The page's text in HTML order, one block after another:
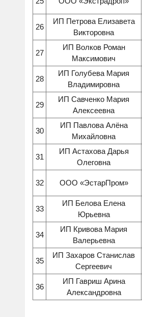
26
ИП Петрова Елизавета
Викторовна
27
ИП Волков Роман
Максимович
28
ИП Голубева Мария
Владимировна
29
ИП Савченко Мария
Алексеевна
30
ИП Павлова Алёна
Михайловна
31
ИП Астахова Дарья
Олеговна
32 ООО «ЭстарПром»
33
ИП Белова Елена
Юрьевна
34
ИП Кривова Мария
Валерьевна
35
ИП Захаров Станислав
Сергеевич
36
ИП Гавриш Арина
Александровна